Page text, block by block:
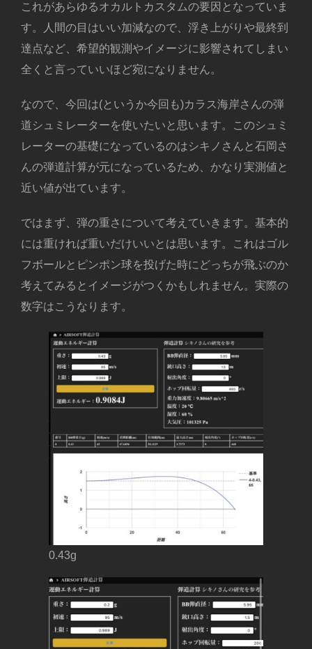
これがあらゆるオカルトカスタムの要因となっていま
す。人間の目はいい加減なので、浮き上がりや最終到
達点など、希望的観測やイメージに影響されてしまい
全くと言っていいほど宛になりません。
なので、今回は(というか今回も)カラス海岸さんの弾
道シュミレーターを使いたいと思います。このシュミ
レーターの基礎になっているのはシキノさんと石岡さ
んの弾道計算が元になっているため、かなり実測値と
近い値が出ています。
ではまず、弾の重さについて考えていきます。基本的
には重ければ重いだけいいとは思います。これはゴル
フボールとピンポン球を投げた時にどっちが飛ぶのか
考えてみるとイメージがつくかもしれません。実際の
数字はこうなります。
0.43g